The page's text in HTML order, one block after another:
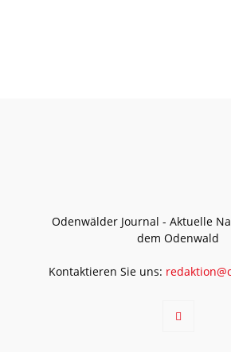
Odenwälder Journal - Aktuelle
dem Odenwald
Kontaktieren Sie uns: